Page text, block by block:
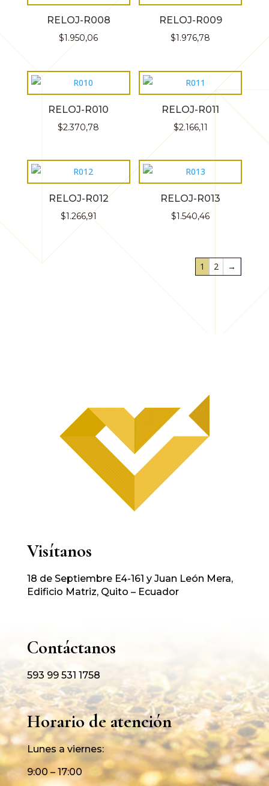
RELOJ-R008
$1.950,06
RELOJ-R009
$1.976,78
RELOJ-R010
$2.370,78
RELOJ-R011
$2.166,11
RELOJ-R012
$1.266,91
RELOJ-R013
$1.540,46
1 2 →
Visítanos
18 de Septiembre E4-161 y Juan León Mera,
Edificio Matriz, Quito – Ecuador
Contáctanos
593 99 531 1758
Horario de atención
Lunes a viernes:
9:00 – 17:00